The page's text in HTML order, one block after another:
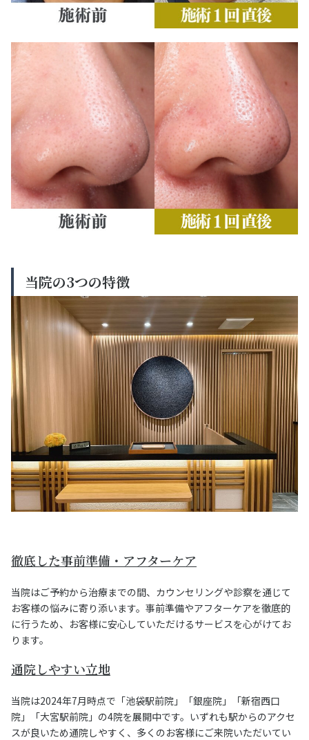
当院の3つの特徴
徹底した事前準備・アフターケア
当院はご予約から治療までの間、カウンセリングや診察を通じて
お客様の悩みに寄り添います。事前準備やアフターケアを徹底的
に行うため、お客様に安心していただけるサービスを心がけてお
ります。
通院しやすい立地
当院は2024年7月時点で「池袋駅前院」「銀座院」「新宿西口
院」「大宮駅前院」の4院を展開中です。いずれも駅からのアクセ
スが良いため通院しやすく、多くのお客様にご来院いただいてい